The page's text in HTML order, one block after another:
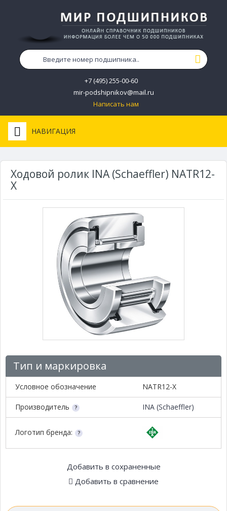
+7 (495) 255-00-60
mir-podshipnikov@mail.ru
Написать нам
НАВИГАЦИЯ
Ходовой ролик INA (Schaeffler) NATR12-
X
Тип и маркировка
Условное обозначение NATR12-X
Производитель INA (Schaeffler)
Логотип бренда:
Добавить в сохраненные
Добавить в сравнение